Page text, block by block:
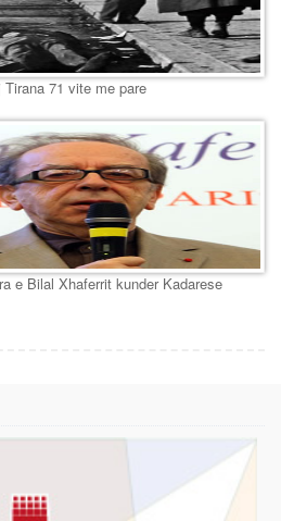
Tirana 71 vite me pare
e Bilal Xhaferrit kunder Kadarese